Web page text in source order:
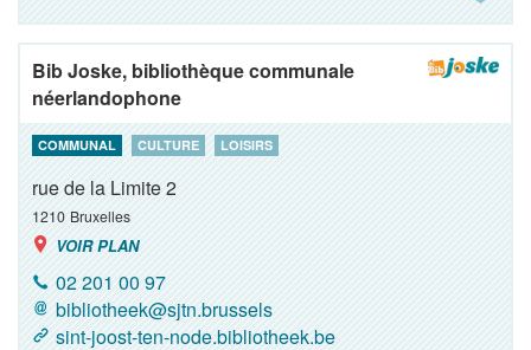
Bib Joske, bibliothèque communale
néerlandophone
COMMUNAL CULTURE LOISIRS
rue de la Limite 2
1210 Bruxelles
VOIR PLAN
02 201 00 97
bibliotheek@sjtn.brussels
sint-joost-ten-node.bibliotheek.be